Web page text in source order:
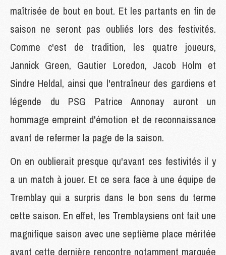
maîtrisée de bout en bout. Et les partants en fin de
saison ne seront pas oubliés lors des festivités.
Comme c'est de tradition, les quatre joueurs,
Jannick Green, Gautier Loredon, Jacob Holm et
Sindre Heldal, ainsi que l'entraîneur des gardiens et
légende du PSG Patrice Annonay auront un
hommage empreint d'émotion et de reconnaissance
avant de refermer la page de la saison.
On en oublierait presque qu'avant ces festivités il y
a un match à jouer. Et ce sera face à une équipe de
Tremblay qui a surpris dans le bon sens du terme
cette saison. En effet, les Tremblaysiens ont fait une
magnifique saison avec une septième place méritée
avant cette dernière rencontre notamment marquée